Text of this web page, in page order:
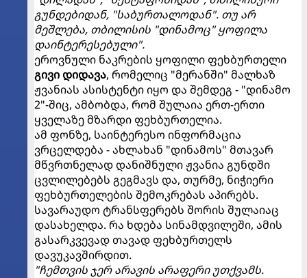
გუნდებიდან, "საბურთალოდან". თუ არ
მეშლება, თბილისის "დინამოც" ყოფილა
დაინტერესებული".
ეროვნული ნაკრების ყოფილი ფეხბურთელი
გივი დიდავა, რომელიც "მერანში" მალხაზ
ჟვანიას ასისტენტი იყო და შემდეგ - "დინამო
2"-შიც, ამბობდა, რომ შულაია ერთ-ერთი
ყველაზე მზარდი ფეხბურთელია.
ამ ფონზე, საინტერესო ინფორმაცია
ვრცელდება - ახლახან "დინამოს" მთავარ
მწვრთნელად დანიშნული ჟვანია გუნდში
ცვლილებებს გეგმავს და, თურმე, ნიჭიერი
ფეხბურთელების შემოკრებას აპირებს.
სავარაუდო ტრანსფერებს შორის შულაიაც
დასახელდა. რა ხდება სინამდვილეში, ამის
გასარკვევად თავად ფეხბურთელს
დავუკავშირდით.
"ჩემთვის ჯერ არავის არაფერი უთქვამს.